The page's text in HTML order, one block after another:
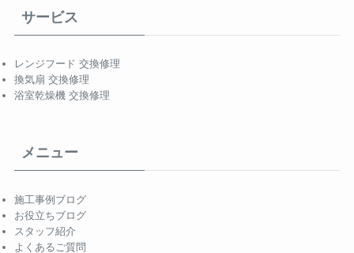
サービス
レンジフード 交換修理
換気扇 交換修理
浴室乾燥機 交換修理
メニュー
施工事例ブログ
お役立ちブログ
スタッフ紹介
よくあるご質問